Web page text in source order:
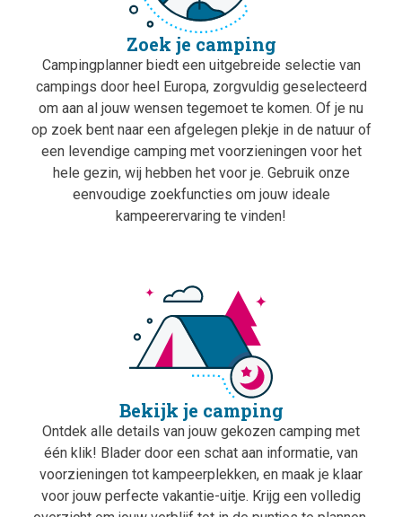
Zoek je camping
Campingplanner biedt een uitgebreide selectie van
campings door heel Europa, zorgvuldig geselecteerd
om aan al jouw wensen tegemoet te komen. Of je nu
op zoek bent naar een afgelegen plekje in de natuur of
een levendige camping met voorzieningen voor het
hele gezin, wij hebben het voor je. Gebruik onze
eenvoudige zoekfuncties om jouw ideale
kampeerervaring te vinden!
Bekijk je camping
Ontdek alle details van jouw gekozen camping met
één klik! Blader door een schat aan informatie, van
voorzieningen tot kampeerplekken, en maak je klaar
voor jouw perfecte vakantie-uitje. Krijg een volledig